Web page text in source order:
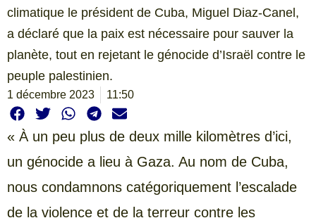
climatique le président de Cuba, Miguel Diaz-Canel,
a déclaré que la paix est nécessaire pour sauver la
planète, tout en rejetant le génocide d’Israël contre le
peuple palestinien.
1 décembre 2023 11:50
« À un peu plus de deux mille kilomètres d’ici,
un génocide a lieu à Gaza. Au nom de Cuba,
nous condamnons catégoriquement l’escalade
de la violence et de la terreur contre les